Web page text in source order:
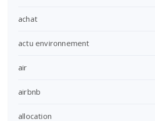
achat
actu environnement
air
airbnb
allocation